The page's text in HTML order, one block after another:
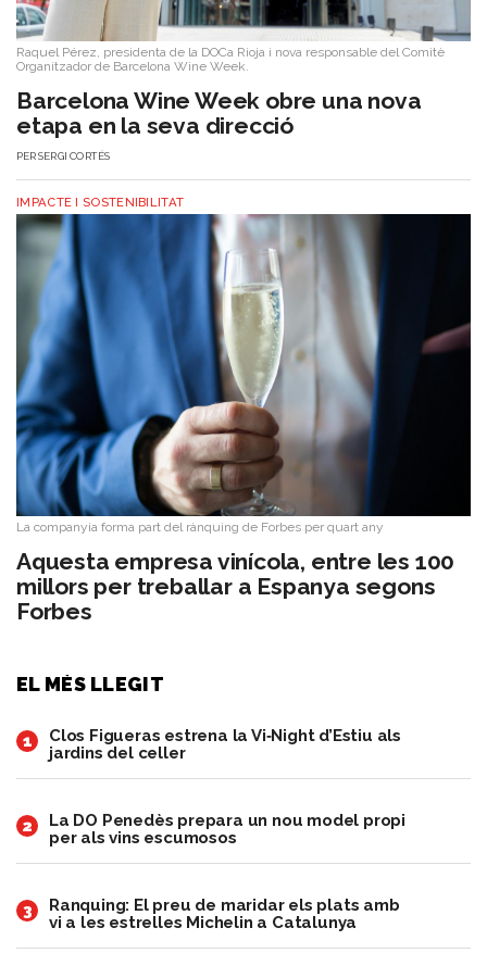
Raquel Pérez, presidenta de la DOCa Rioja i nova responsable del Comitè
Organitzador de Barcelona Wine Week.
Barcelona Wine Week obre una nova
etapa en la seva direcció
PERSERGI CORTÉS
IMPACTE I SOSTENIBILITAT
La companyia forma part del rànquing de Forbes per quart any
Aquesta empresa vinícola, entre les 100
millors per treballar a Espanya segons
Forbes
EL MÉS LLEGIT
1
Clos Figueras estrena la Vi‑Night d’Estiu als
jardins del celler
2
​La DO Penedès prepara un nou model propi
per als vins escumosos
3
Ranquing: El preu de maridar els plats amb
vi a les estrelles Michelin a Catalunya